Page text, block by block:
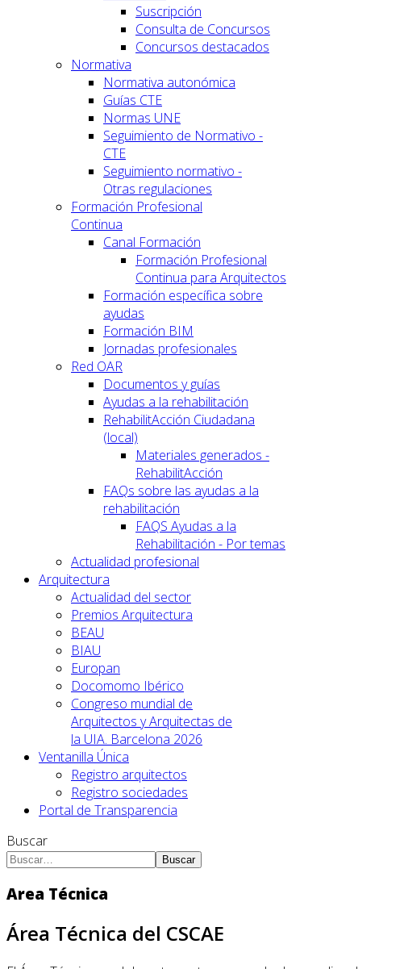
Suscripción
Consulta de Concursos
Concursos destacados
Normativa
Normativa autonómica
Guías CTE
Normas UNE
Seguimiento de Normativo -
CTE
Seguimiento normativo -
Otras regulaciones
Formación Profesional
Continua
Canal Formación
Formación Profesional
Continua para Arquitectos
Formación específica sobre
ayudas
Formación BIM
Jornadas profesionales
Red OAR
Documentos y guías
Ayudas a la rehabilitación
RehabilitAcción Ciudadana
(local)
Materiales generados -
RehabilitAcción
FAQs sobre las ayudas a la
rehabilitación
FAQS Ayudas a la
Rehabilitación - Por temas
Actualidad profesional
Arquitectura
Actualidad del sector
Premios Arquitectura
BEAU
BIAU
Europan
Docomomo Ibérico
Congreso mundial de
Arquitectos y Arquitectas de
la UIA. Barcelona 2026
Ventanilla Única
Registro arquitectos
Registro sociedades
Portal de Transparencia
Buscar
Buscar
Area Técnica
Área Técnica del CSCAE